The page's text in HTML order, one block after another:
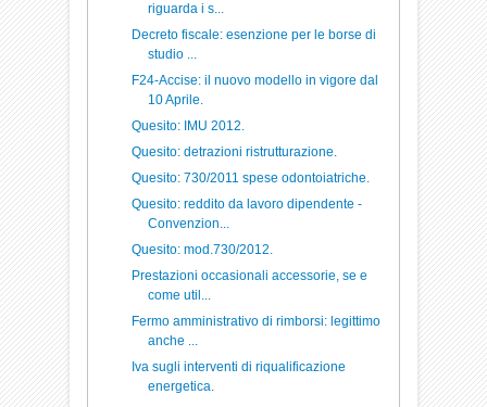
riguarda i s...
Decreto fiscale: esenzione per le borse di
studio ...
F24-Accise: il nuovo modello in vigore dal
10 Aprile.
Quesito: IMU 2012.
Quesito: detrazioni ristrutturazione.
Quesito: 730/2011 spese odontoiatriche.
Quesito: reddito da lavoro dipendente -
Convenzion...
Quesito: mod.730/2012.
Prestazioni occasionali accessorie, se e
come util...
Fermo amministrativo di rimborsi: legittimo
anche ...
Iva sugli interventi di riqualificazione
energetica.